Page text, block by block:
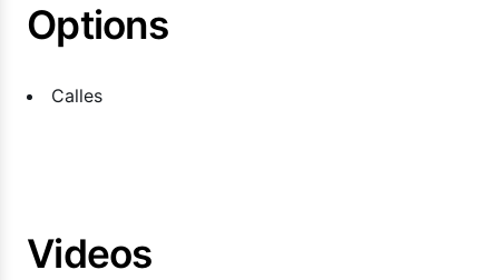
Options
Calles
Videos